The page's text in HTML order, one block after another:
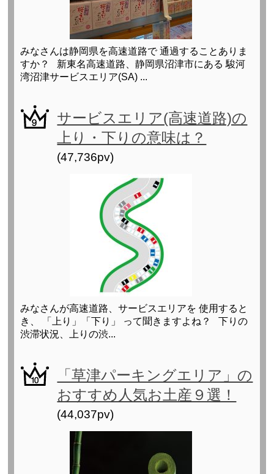
みなさんは静岡県を高速道路で 通過することありま
すか？ 新東名高速道路、静岡県沼津市にある 駿河
湾沼津サービスエリア(SA) ...
サービスエリア(高速道路)の
上り・下りの意味は？
(47,736pv)
みなさんが高速道路、サービスエリアを 使用すると
き、 「上り」「下り」 って聞きますよね？ 下りの
渋滞状況、上りの渋...
「草津パーキングエリア」の
おすすめ人気お土産９選！
(44,037pv)